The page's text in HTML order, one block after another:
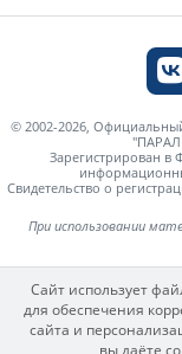
© 2002-2026,
Зарегистрирован в
Свидетельство о
При использовании
Сайт использует
для обеспечения
сайта и
вы даёте